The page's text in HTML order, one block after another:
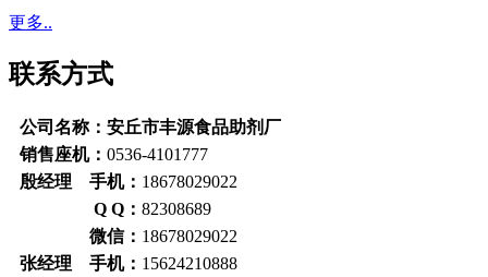
更多..
联系方式
公司名称：安丘市丰源食品助剂厂
销售座机： 0536-4101777
殷经理 手机： 18678029022
Q Q： 82308689
微信： 18678029022
张经理 手机： 15624210888